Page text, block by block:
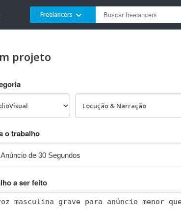
Freelancers
projeto
o trabalho
a ser feito